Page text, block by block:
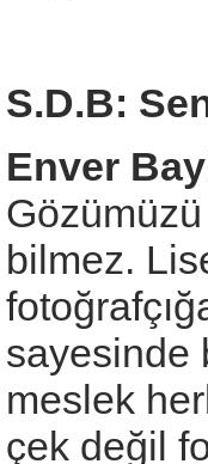
S.D.B:
Enver
Gözümüzü
bilmez.
sayesinde
meslek
çek değil